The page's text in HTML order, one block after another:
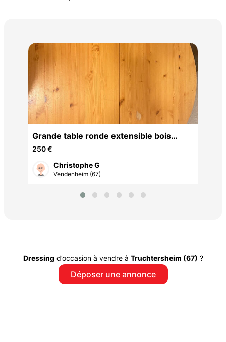
Grande table ronde extensible bois
massif
250 €
Christophe G
Vendenheim (67)
Dressing d’occasion à vendre à Truchtersheim (67) ?
Déposer une annonce